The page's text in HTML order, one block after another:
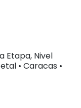
Etapa, Nivel
• Caracas •